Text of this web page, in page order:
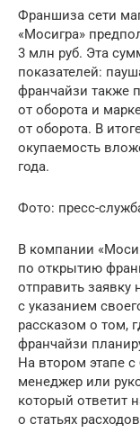
Франшиза сети
«Мосигра»
3 млн руб. Эта
показателей:
франчайзи также
от оборота и
от оборота. В
окупаемость
года.
Фото: пресс-
В компании
по открытию
отправить заявку
с указанием
рассказом о том,
франчайзи
На втором этапе
менеджер или
который ответит
о статьях